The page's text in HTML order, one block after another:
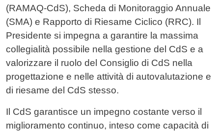
(RAMAQ-CdS), Scheda di Monitoraggio Annuale
(SMA) e Rapporto di Riesame Ciclico (RRC). Il
Presidente si impegna a garantire la massima
collegialità possibile nella gestione del CdS e a
valorizzare il ruolo del Consiglio di CdS nella
progettazione e nelle attività di autovalutazione e
di riesame del CdS stesso.
Il CdS garantisce un impegno costante verso il
miglioramento continuo, inteso come capacità di